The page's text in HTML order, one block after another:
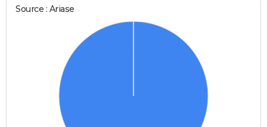
Source : Ariase